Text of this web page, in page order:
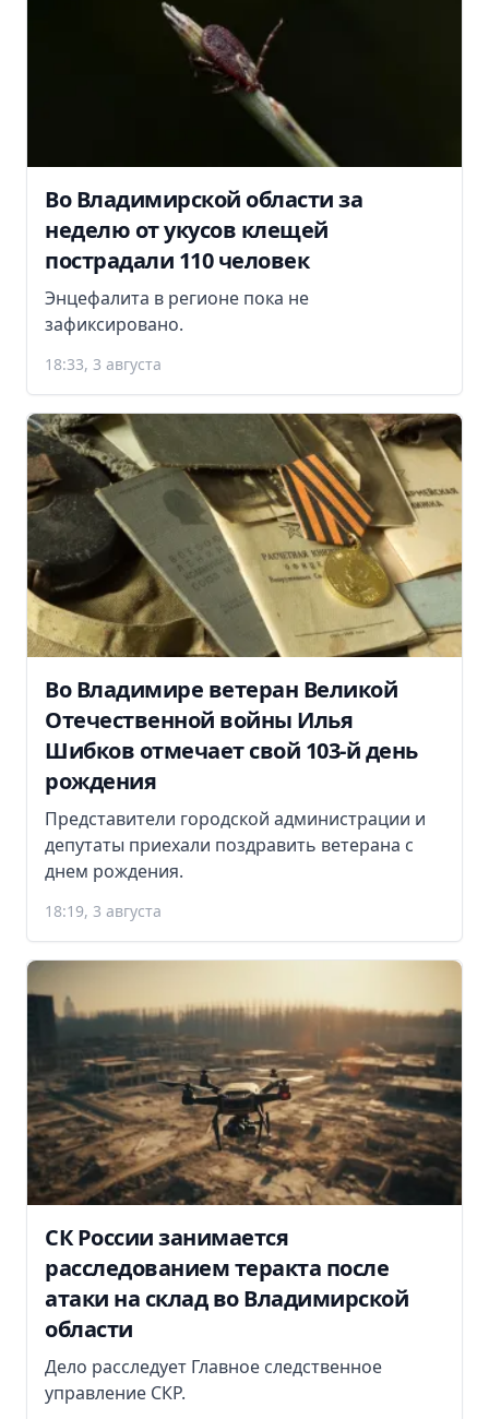
Во Владимирской области за
неделю от укусов клещей
пострадали 110 человек
Энцефалита в регионе пока не
зафиксировано.
18:33, 3 августа
Во Владимире ветеран Великой
Отечественной войны Илья
Шибков отмечает свой 103-й день
рождения
Представители городской администрации и
депутаты приехали поздравить ветерана с
днем рождения.
18:19, 3 августа
СК России занимается
расследованием теракта после
атаки на склад во Владимирской
области
Дело расследует Главное следственное
управление СКР.